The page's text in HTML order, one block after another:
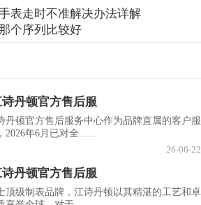
表走时不准解决办法详解
个序列比较好
丹顿官方售后服
丹顿官方售后服务中心作为品牌直属的客户服
2026年6月已对全......
26-06-22
丹顿官方售后服
顶级制表品牌，江诗丹顿以其精湛的工艺和卓